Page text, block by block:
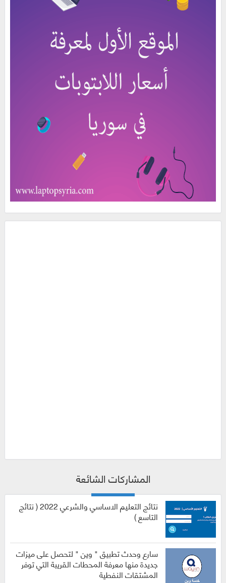
المشاركات الشائعة
نتائج التعليم الاساسي والشرعي 2022 ( نتائج
التاسع )
سارع وحدث تطبيق " وين " لتحصل على ميزات
جديدة منها معرفة المحطات القريبة التي توفر
المشتقات النفطية